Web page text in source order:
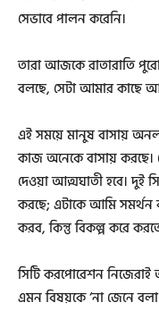
সেভাবে পালন করেনি।
তারা আজকে রাতারাতি
বলছে, সেটা আমার কাছে
এই সময়ে মানুষ বাসায়
কাজ অনেকে বাসায় করছে।
দেওয়া আত্মঘাতী হবে। দুই
করছে; এটাকে আমি সমর্থন
করব, কিন্তু বিকল্প করে
সিটি করপোরেশন
এমন বিষয়কে ‘না জেনে